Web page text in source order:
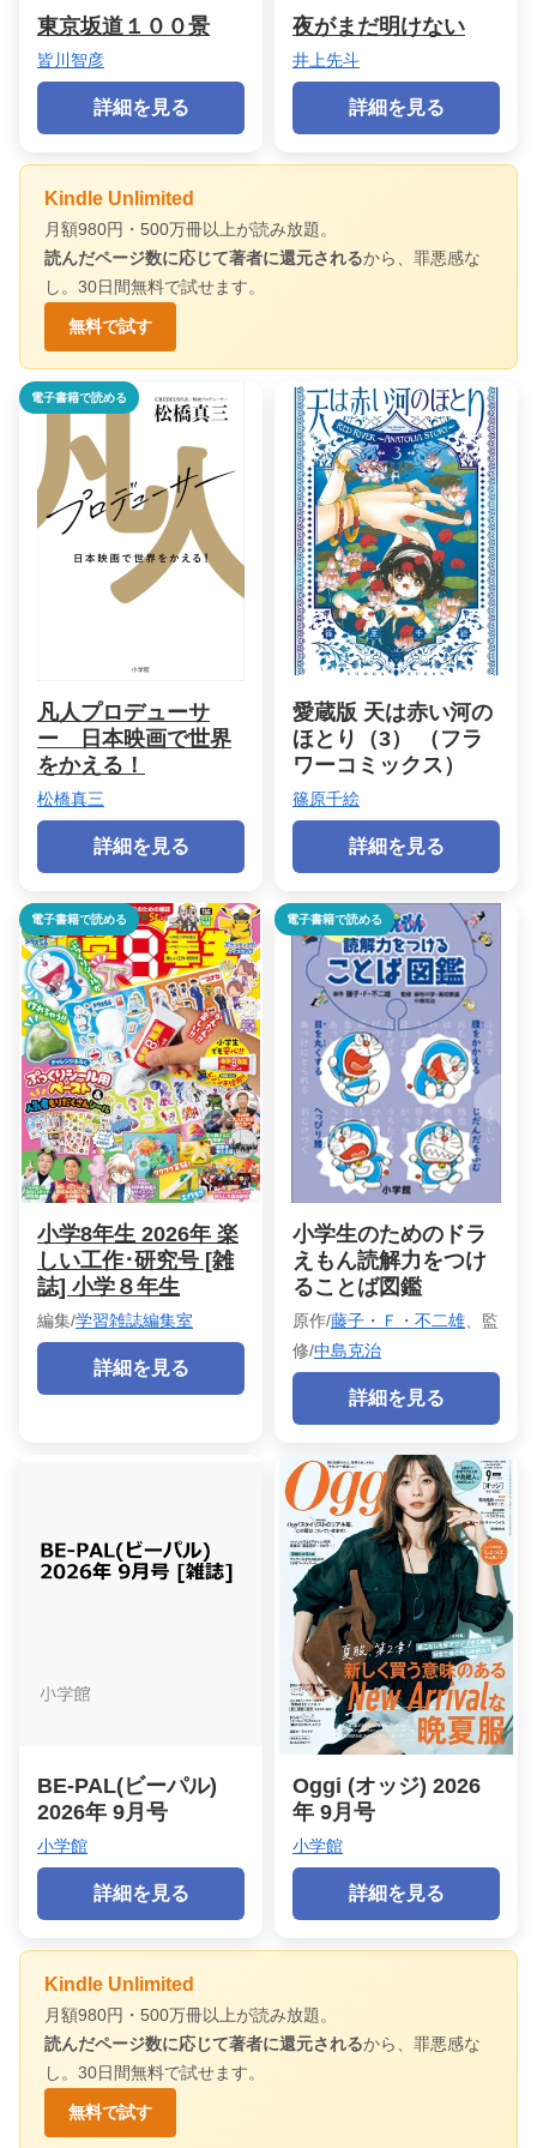
東京坂道１００景
皆川智彦
詳細を見る
夜がまだ明けない
井上先斗
詳細を見る
Kindle Unlimited
月額980円・500万冊以上が読み放題。
読んだページ数に応じて著者に還元されるから、罪悪感な
し。30日間無料で試せます。
無料で試す
電子書籍で読める
凡人プロデューサ
ー 日本映画で世界
をかえる！
松橋真三
詳細を見る
愛蔵版 天は赤い河の
ほとり（3） （フラ
ワーコミックス）
篠原千絵
詳細を見る
電子書籍で読める
小学8年生 2026年 楽
しい工作･研究号 [雑
誌] 小学８年生
編集/学習雑誌編集室
詳細を見る
電子書籍で読める
小学生のためのドラ
えもん読解力をつけ
ることば図鑑
原作/藤子・Ｆ・不二雄 、監
修/中島克治
詳細を見る
BE-PAL(ビーパル)
2026年 9月号
小学館
詳細を見る
Oggi (オッジ) 2026
年 9月号
小学館
詳細を見る
Kindle Unlimited
月額980円・500万冊以上が読み放題。
読んだページ数に応じて著者に還元されるから、罪悪感な
し。30日間無料で試せます。
無料で試す